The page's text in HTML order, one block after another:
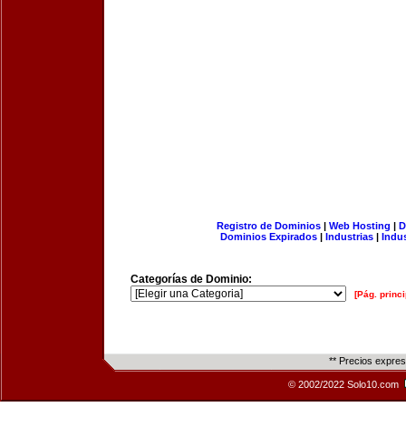
Registro de Dominios| Web Hosting |
Dominios Expirados | Industrias |
Categorías de Dominio:
[Pág.
** Precios
© 2002/2022 Solo10.com